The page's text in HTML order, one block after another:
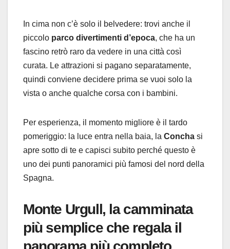
In cima non c’è solo il belvedere: trovi anche il
piccolo parco divertimenti d’epoca, che ha un
fascino retrò raro da vedere in una città così
curata. Le attrazioni si pagano separatamente,
quindi conviene decidere prima se vuoi solo la
vista o anche qualche corsa con i bambini.
Per esperienza, il momento migliore è il tardo
pomeriggio: la luce entra nella baia, la Concha si
apre sotto di te e capisci subito perché questo è
uno dei punti panoramici più famosi del nord della
Spagna.
Monte Urgull , la camminata
più semplice che regala il